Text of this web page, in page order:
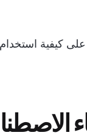
كيفية